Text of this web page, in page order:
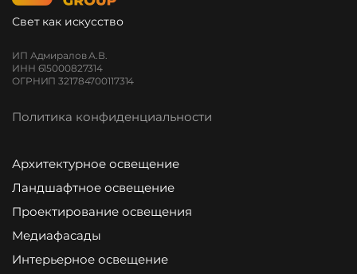
Свет как искусство
ИП Адмиралов А.В.
ИНН 615000827314
ОГРНИП 321784700117314
Политика конфиденциальности
Архитектурное освещение
Ландшафтное освещение
Проектирование освещения
Медиафасады
Интерьерное освещение